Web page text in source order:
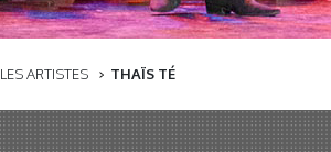
LES ARTISTES THAÏS TÉ